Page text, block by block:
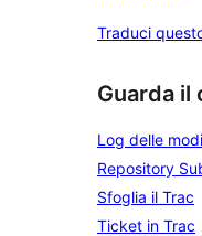
Traduci
Guarda il
Log delle
Repository
Sfoglia il Trac
Ticket in Trac